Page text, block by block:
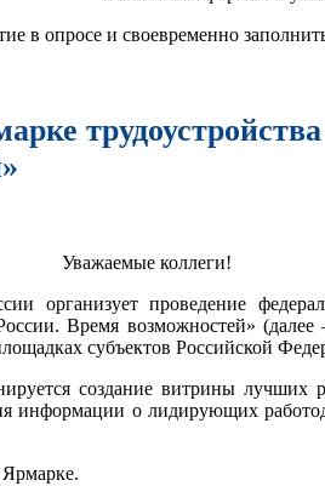
в опросе и своевременно
Уважаемые коллеги!
организует проведение
Время возможностей»
субъектов Российской
создание витрины лучших
информации о лидирующих